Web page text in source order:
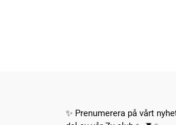
✨ Prenumerera på vårt